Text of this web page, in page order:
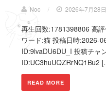
Noc / 2026年7月28日
再生回数:1781398806 高
ワード:猫 投稿日時:2026-
ID:9lvaDU6DU_I 投稿チャ
ID:UC3huUQZRrNQ1Bu2
READ MORE